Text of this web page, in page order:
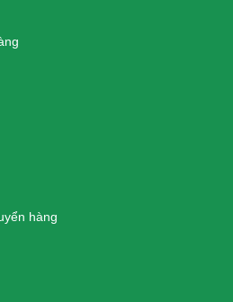
Boost Optimum 800g - cho người
thuật, người già, người tiêu hóa
Từ Dây Thìa Canh Lá To - Hàng
hãng, Miễn phí vận chuyển
hàng